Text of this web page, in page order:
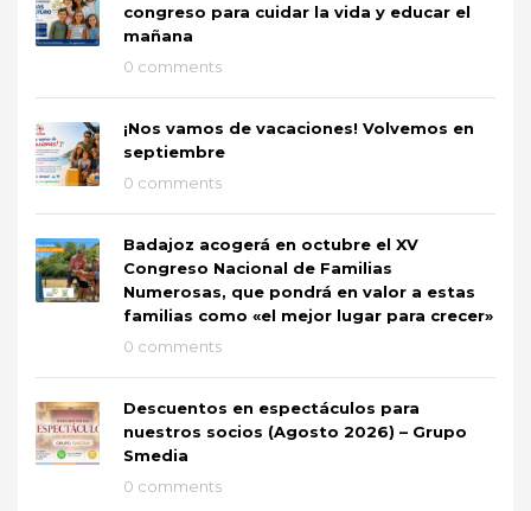
congreso para cuidar la vida y educar el
mañana
0 comments
¡Nos vamos de vacaciones! Volvemos en
septiembre
0 comments
Badajoz acogerá en octubre el XV
Congreso Nacional de Familias
Numerosas, que pondrá en valor a estas
familias como «el mejor lugar para crecer»
0 comments
Descuentos en espectáculos para
nuestros socios (Agosto 2026) – Grupo
Smedia
0 comments